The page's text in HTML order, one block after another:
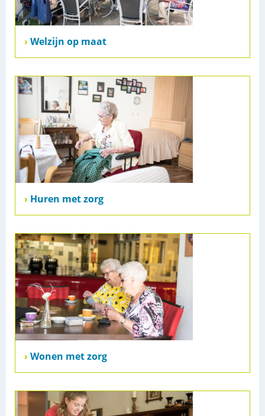
Welzijn op maat
Huren met zorg
Wonen met zorg